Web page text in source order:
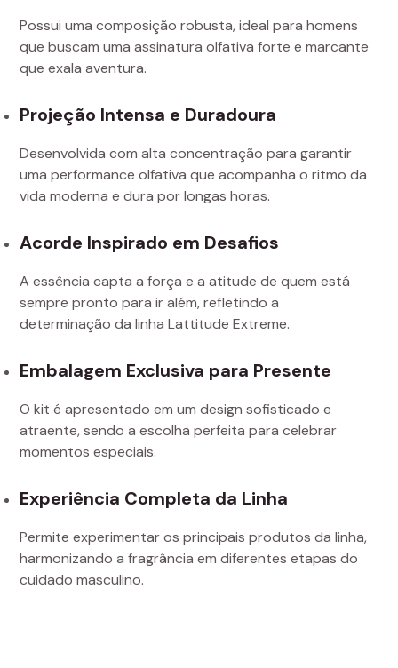
Possui uma composição robusta, ideal para homens
que buscam uma assinatura olfativa forte e marcante
que exala aventura.
Projeção Intensa e Duradoura
Desenvolvida com alta concentração para garantir
uma performance olfativa que acompanha o ritmo da
vida moderna e dura por longas horas.
Acorde Inspirado em Desafios
A essência capta a força e a atitude de quem está
sempre pronto para ir além, refletindo a
determinação da linha Lattitude Extreme.
Embalagem Exclusiva para Presente
O kit é apresentado em um design sofisticado e
atraente, sendo a escolha perfeita para celebrar
momentos especiais.
Experiência Completa da Linha
Permite experimentar os principais produtos da linha,
harmonizando a fragrância em diferentes etapas do
cuidado masculino.